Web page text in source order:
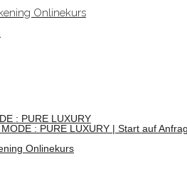
Onlinekurs
: PURE LUXURY
: PURE LUXURY | Start auf
Onlinekurs